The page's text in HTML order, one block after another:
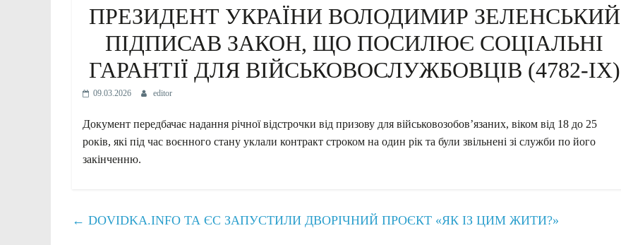
ПРЕЗИДЕНТ УКРАЇНИ ВОЛОДИМИР ЗЕЛЕНСЬКИЙ
ПІДПИСАВ ЗАКОН, ЩО ПОСИЛЮЄ СОЦІАЛЬНІ
ГАРАНТІЇ ДЛЯ ВІЙСЬКОВОСЛУЖБОВЦІВ (4782-IX)
09.03.2026 editor
Документ передбачає надання річної відстрочки від призову для військовозобов’язаних, віком від 18 до 25
років, які під час воєнного стану уклали контракт строком на один рік та були звільнені зі служби по його
закінченню.
← DOVIDKA.INFO ТА ЄС ЗАПУСТИЛИ ДВОРІЧНИЙ ПРОЄКТ «ЯК ІЗ ЦИМ ЖИТИ?»